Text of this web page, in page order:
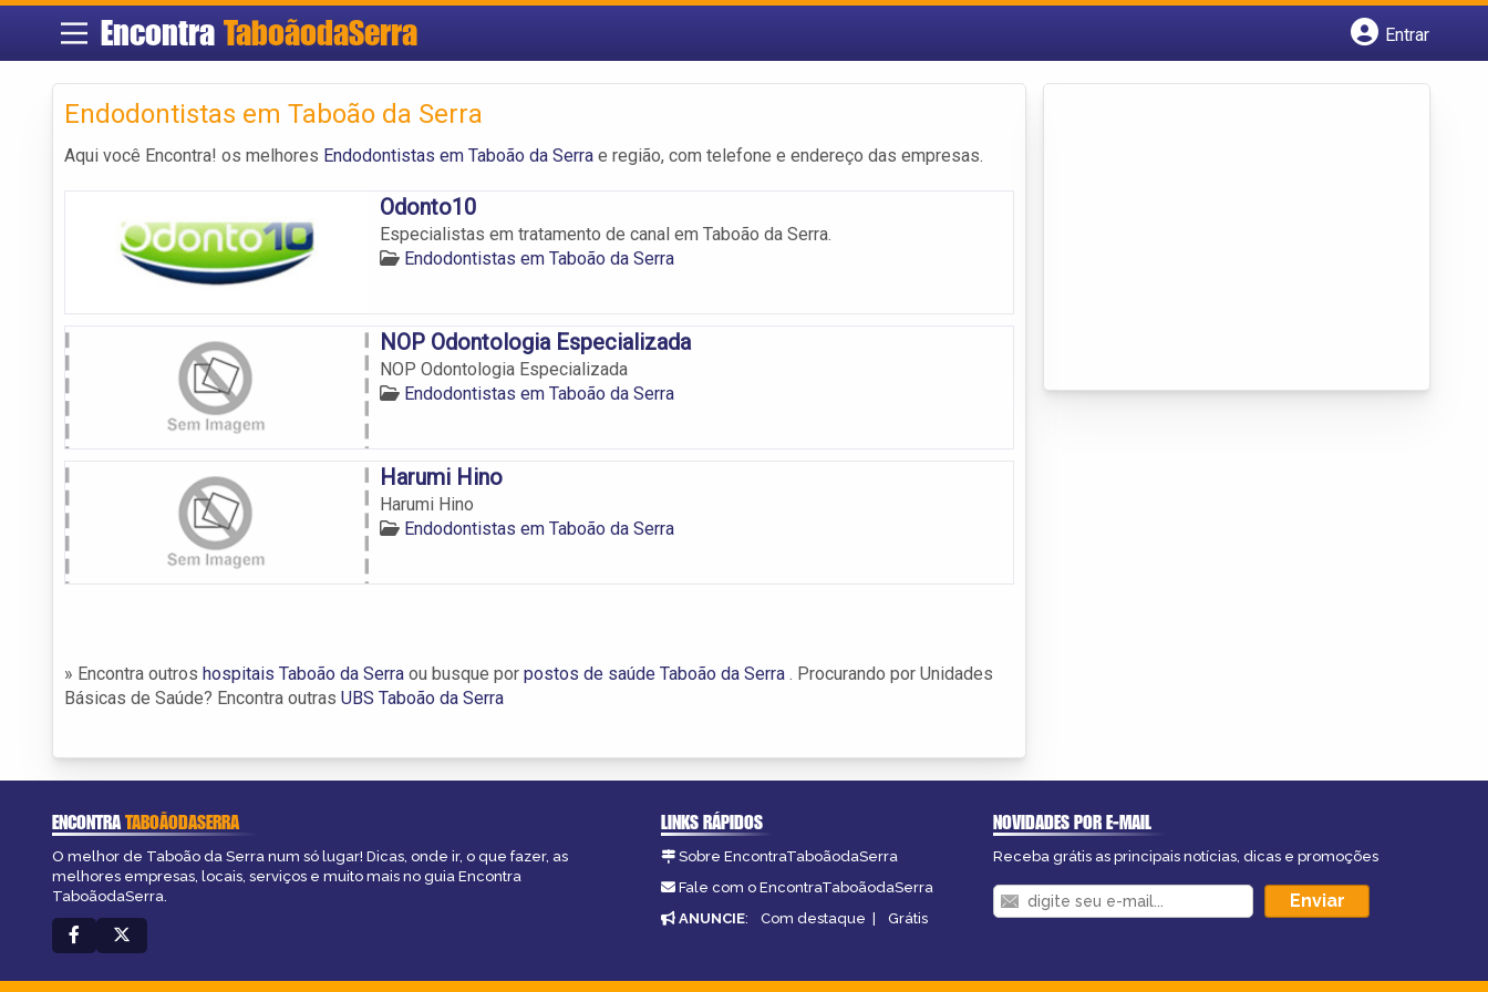
Encontra TaboãodaSerra
Entrar
Endodontistas em Taboão da Serra
Aqui você Encontra! os melhores Endodontistas em Taboão da Serra e região, com telefone e endereço das empresas.
Odonto10
Especialistas em tratamento de canal em Taboão da Serra.
Endodontistas em Taboão da Serra
NOP Odontologia Especializada
NOP Odontologia Especializada
Endodontistas em Taboão da Serra
Harumi Hino
Harumi Hino
Endodontistas em Taboão da Serra
» Encontra outros hospitais Taboão da Serra ou busque por postos de saúde Taboão da Serra . Procurando por Unidades
Básicas de Saúde? Encontra outras UBS Taboão da Serra
ENCONTRATABOÃODASERRA
O melhor de Taboão da Serra num só lugar! Dicas, onde ir, o que fazer, as
melhores empresas, locais, serviços e muito mais no guia Encontra
TaboãodaSerra.
LINKS RÁPIDOS
Sobre EncontraTaboãodaSerra
Fale com o EncontraTaboãodaSerra
ANUNCIE: Com destaque | Grátis
NOVIDADES POR E-MAIL
Receba grátis as principais notícias, dicas e promoções